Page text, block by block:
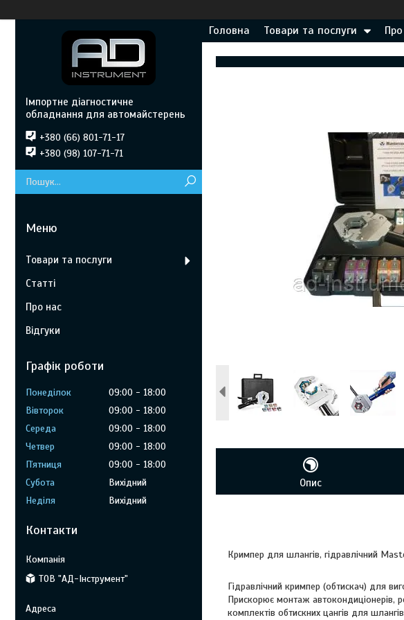
Головна Товари та послуги
Опис
Кримпер для шлангів, гідравлічний
Гідравлічний кримпер (обтискач) для
Прискорює монтаж автокондиціонерів,
комплектів обтискних цангів для
Імпортне діагностичне
обладнання для автомайстерень
+380 (66) 801-71-17
+380 (98) 107-71-71
Товари та послуги
Статті
Про нас
Відгуки
Графік роботи
Понеділок 09:00
18:00
Вівторок
09:00
18:00
Середа
09:00
18:00
Четвер
09:00
18:00
Пʼятниця
09:00
18:00
Субота
Вихідний
Неділя
Вихідний
Контакти
ТОВ "АД-Інструмент"